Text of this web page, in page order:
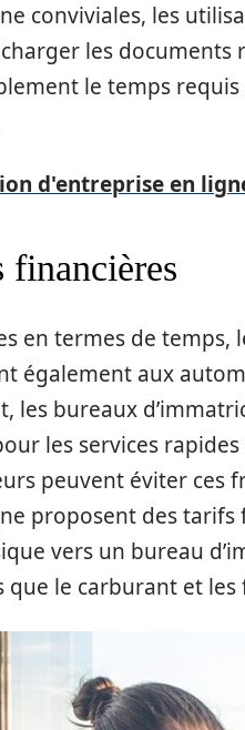
conviviales, les
les
le temps
d'entreprise en
financières
en termes de temps,
également aux
les bureaux
les services
peuvent éviter ces
proposent des tarifs
vers un bureau
que le carburant et